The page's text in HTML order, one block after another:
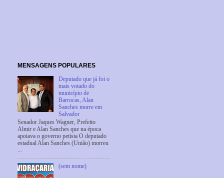
MENSAGENS POPULARES
Deputado que já foi o
mais votado do
município de
Barrocas, Alan
Sanches morre em
Salvador
Senador Jaques Wagner, Prefeito
Almir e Alan Sanches que na época
apoiava o governo petista O deputado
estadual Alan Sanches (União) morreu
...
(sem nome)